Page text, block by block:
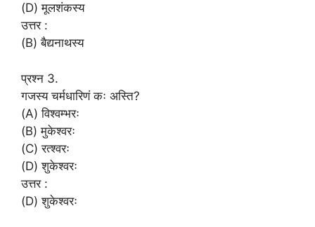
(D) मूलशंकस्य
उत्तर :
(B) बैद्यनाथस्य
प्रश्न 3.
गजस्य चर्मधारिणं कः अस्ति?
(A) विश्वम्भरः
(B) मुकेश्वरः
(C) रत्श्वरः
(D) शुकेश्वरः
उत्तर :
(D) शुकेश्वरः